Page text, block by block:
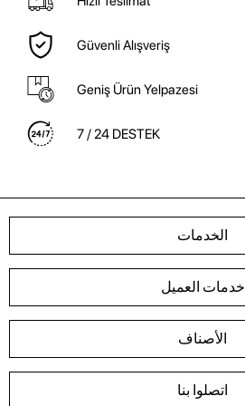
Güvenli Alışveriş
Geniş Ürün Yelpazesi
7 / 24 DESTEK
الخدمات
خدمات العميل
الأصناف
اتصلوا بنا